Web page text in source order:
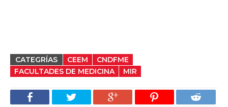
CATEGRÍAS CEEM
CNDFME
FACULTADES DE MEDICINA
MIR